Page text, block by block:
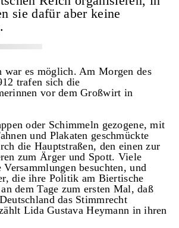
sie dafür aber keine
war es möglich. Am Morgen des
trafen sich die
vor dem Großwirt in
oder Schimmeln gezogene, mit
und Plakaten geschmückte
die Hauptstraßen, den einen zur
zum Ärger und Spott. Viele
besuchten, und
die ihre Politik am Biertische
dem Tage zum ersten Mal, daß
das Stimmrecht
Lida Gustava Heymann in ihren